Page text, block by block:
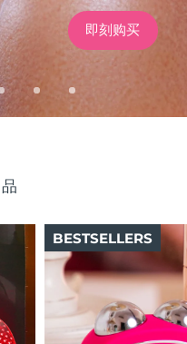
即刻购买
立即购买
立即购买
BESTSELLERS
紧致提拉
预计送达日期 8/11/26
预计送达日期
预计送达日期8/12/26
预计送达日期 8/11/26
预计送达日期8/17/26